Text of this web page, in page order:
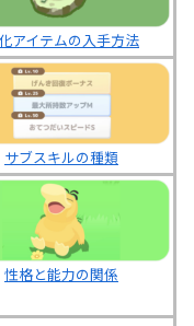
アイテムの入手方法
サブスキルの種類
性格と能力の関係